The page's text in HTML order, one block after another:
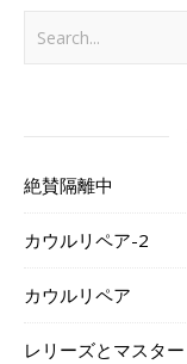
絶賛隔離中
カウルリペア-2
カウルリペア
レリーズとマスター